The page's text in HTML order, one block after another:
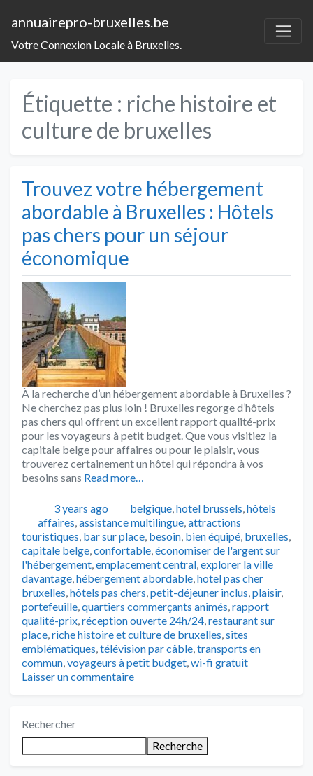
annuairepro-bruxelles.be
Votre Connexion Locale à Bruxelles.
Étiquette : riche histoire et
culture de bruxelles
Trouvez votre hébergement
abordable à Bruxelles : Hôtels
pas chers pour un séjour
économique
À la recherche d’un hébergement abordable à Bruxelles ?
Ne cherchez pas plus loin ! Bruxelles regorge d’hôtels
pas chers qui offrent un excellent rapport qualité-prix
pour les voyageurs à petit budget. Que vous visitiez la
capitale belge pour affaires ou pour le plaisir, vous
trouverez certainement un hôtel qui répondra à vos
besoins sans Read more…
Publié3 years ago Catégories
belgique,hotel brussels,hôtels
Tags
affaires,assistance multilingue,attractions
touristiques, bar sur place, besoin, bien équipé, bruxelles,
capitale belge,confortable,économiser de l'argent sur
l'hébergement,emplacement central,explorer la ville
davantage,hébergement abordable,hotel pas cher
bruxelles,hôtels pas chers,petit-déjeuner inclus,plaisir,
portefeuille,quartiers commerçants animés,rapport
qualité-prix,réception ouverte 24h/24,restaurant sur
place,riche histoire et culture de bruxelles,sites
emblématiques,télévision par câble,transports en
commun,voyageurs à petit budget,wi-fi gratuit
Laisser un commentaire
Rechercher
Recherche